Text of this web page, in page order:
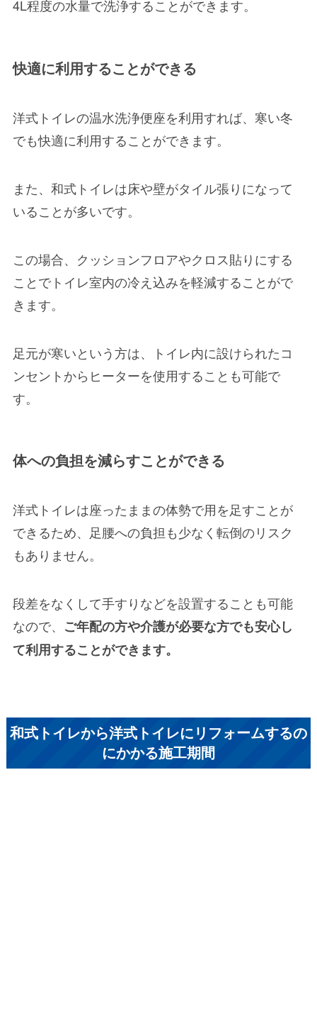
4L程度の水量で洗浄することができます。
快適に利用することができる
洋式トイレの温水洗浄便座を利用すれば、 寒い冬
でも快適に利用することができます。
また、和式トイレは床や壁がタイル張りになって
いることが多いです。
この場合、クッションフロアやクロス貼りにする
ことでトイレ室内の冷え込みを軽減することがで
きます。
足元が寒いという方は、トイレ内に設けられたコ
ンセントからヒーターを使用することも可能で
す。
体への負担を減らすことができる
洋式トイレは座ったままの体勢で用を足すことが
できるため、 足腰への負担も少なく転倒のリスク
もありません。
段差をなくして手すりなどを設置することも可能
なので、 ご年配の方や介護が必要な方でも安心し
て利用することができます。
和式トイレから洋式トイレにリフォームするの
にかかる施工期間